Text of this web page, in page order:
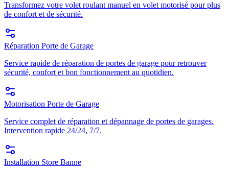
Transformez votre volet roulant manuel en volet motorisé pour plus
de confort et de sécurité.
Réparation Porte de Garage
Service rapide de réparation de portes de garage pour retrouver
sécurité, confort et bon fonctionnement au quotidien.
Motorisation Porte de Garage
Service complet de réparation et dépannage de portes de garages.
Intervention rapide 24/24, 7/7.
Installation Store Banne